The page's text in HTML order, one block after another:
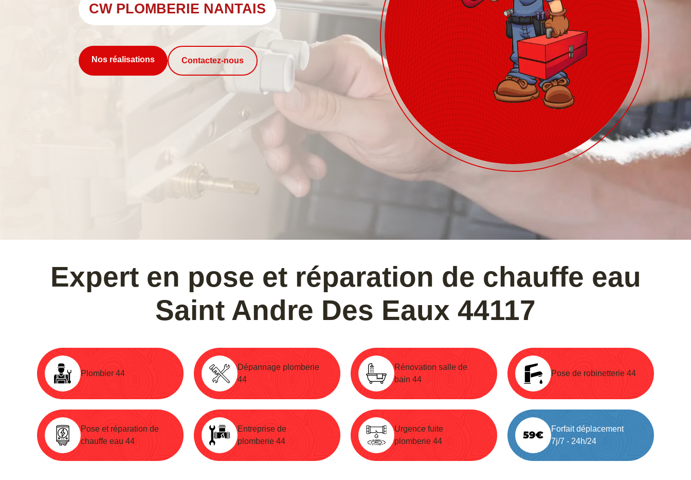
CW PLOMBERIE NANTAIS
Nos réalisations Contactez-nous
Expert en pose et réparation de chauffe eau
Saint Andre Des Eaux 44117
Plombier 44
Dépannage plomberie
44
Rénovation salle de
bain 44
Pose de robinetterie 44
Pose et réparation de
chauffe eau 44
Entreprise de
plomberie 44
Urgence fuite
plomberie 44
Forfait déplacement
7j/7 - 24h/24